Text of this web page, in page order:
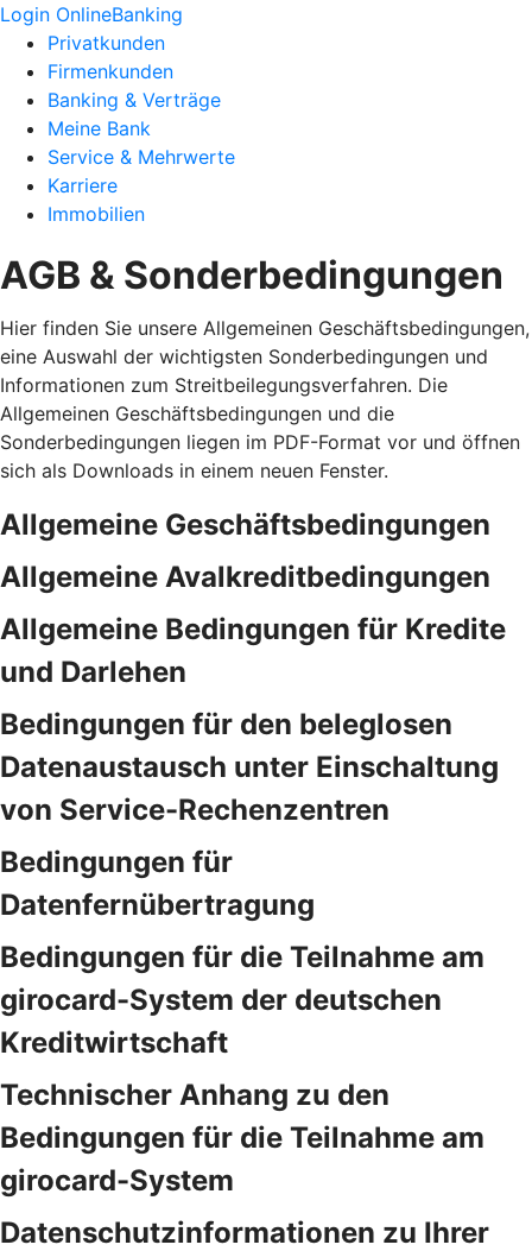
Login OnlineBanking
Privatkunden
Firmenkunden
Banking & Verträge
Meine Bank
Service & Mehrwerte
Karriere
Immobilien
AGB & Sonderbedingungen
Hier finden Sie unsere Allgemeinen Geschäftsbedingungen,
eine Auswahl der wichtigsten Sonderbedingungen und
Informationen zum Streitbeilegungsverfahren. Die
Allgemeinen Geschäftsbedingungen und die
Sonderbedingungen liegen im PDF-Format vor und öffnen
sich als Downloads in einem neuen Fenster.
Allgemeine Geschäftsbedingungen
Allgemeine Avalkreditbedingungen
Allgemeine Bedingungen für Kredite
und Darlehen
Bedingungen für den beleglosen
Datenaustausch unter Einschaltung
von Service-Rechenzentren
Bedingungen für
Datenfernübertragung
Bedingungen für die Teilnahme am
girocard-System der deutschen
Kreditwirtschaft
Technischer Anhang zu den
Bedingungen für die Teilnahme am
girocard-System
Datenschutzinformationen zu Ihrer